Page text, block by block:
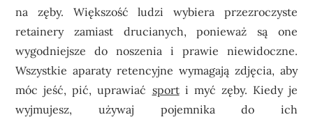
na zęby. Większość ludzi wybiera przezroczyste
retainery zamiast drucianych, ponieważ są one
wygodniejsze do noszenia i prawie niewidoczne.
Wszystkie aparaty retencyjne wymagają zdjęcia, aby
móc jeść, pić, uprawiać sporti myć zęby. Kiedy je
wyjmujesz, używaj pojemnika do ich